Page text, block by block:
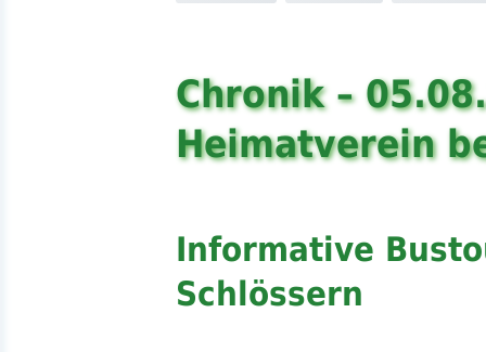
Chronik –
Heimatverein
Informative
Schlössern